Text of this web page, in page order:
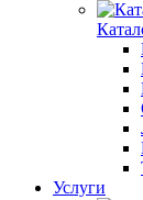
Услуги